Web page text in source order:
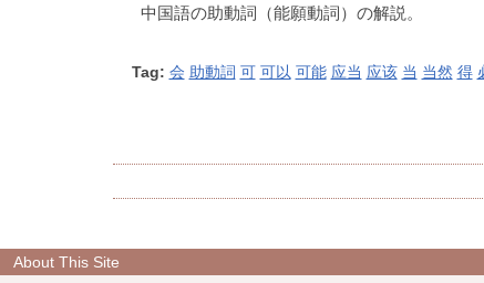
中国語の助動詞（能願動詞）の解説。
Tag: 会 助動詞 可 可以 可能 应当 应该 当 当然 得
About This Site